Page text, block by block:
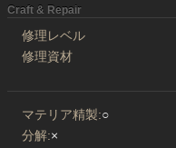
Craft & Repair
修理レベル
修理資材
マテリア精製:○
分解:×